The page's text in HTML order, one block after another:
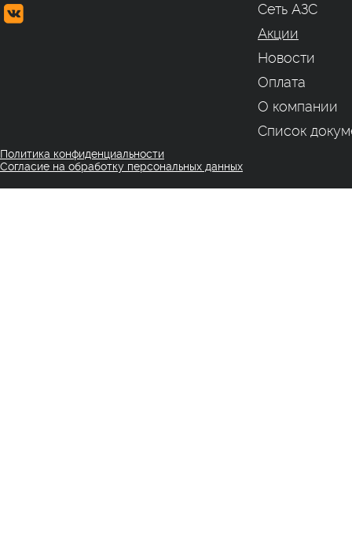
Сеть АЗС
Акции
Новости
Оплата
О компании
Список
Политика конфиденциальности
Согласие на обработку персональных данных